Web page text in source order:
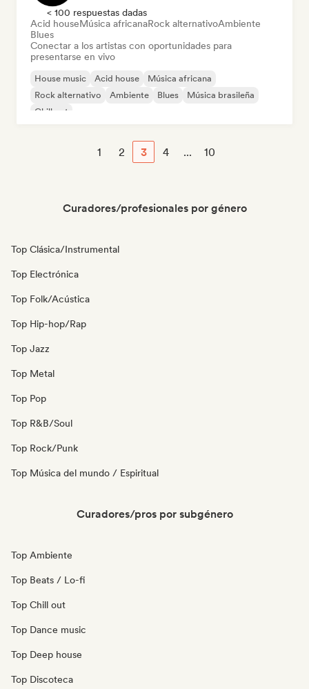
< 100 respuestas dadas
Acid houseMúsica africanaRock alternativoAmbiente
Blues
Conectar a los artistas con oportunidades para
presentarse en vivo
House music Acid house
Música africana
Rock alternativo
Ambiente Blues
Música brasileña
Chill out
1 2 3 4 ... 10
Curadores/profesionales por género
Top Clásica/Instrumental
Top Electrónica
Top Folk/Acústica
Top Hip-hop/Rap
Top Jazz
Top Metal
Top Pop
Top R&B/Soul
Top Rock/Punk
Top Música del mundo / Espiritual
Curadores/pros por subgénero
Top Ambiente
Top Beats / Lo-fi
Top Chill out
Top Dance music
Top Deep house
Top Discoteca